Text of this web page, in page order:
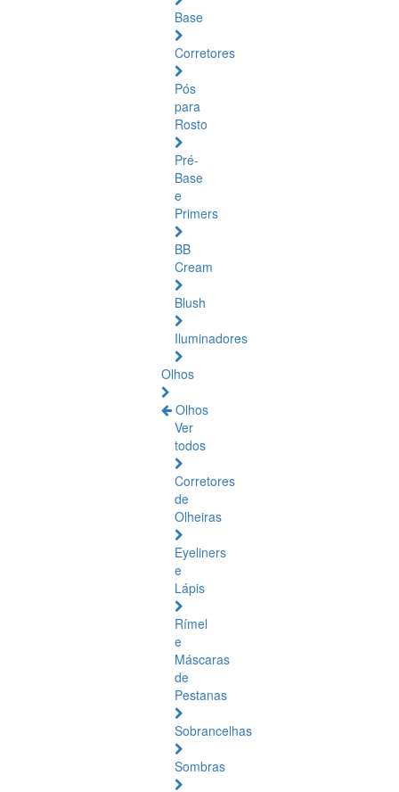
Base
Corretores
Pós
para
Rosto
Pré-
Base
e
Primers
BB
Cream
Blush
Iluminadores
Olhos
Olhos
Ver
todos
Corretores
de
Olheiras
Eyeliners
e
Lápis
Rímel
e
Máscaras
de
Pestanas
Sobrancelhas
Sombras